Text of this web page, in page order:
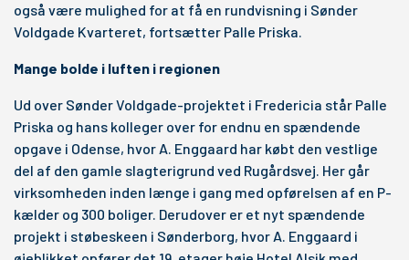
også være mulighed for at få en rundvisning i Sønder
Voldgade Kvarteret, fortsætter Palle Priska.
Mange bolde i luften i regionen
Ud over Sønder Voldgade-projektet i Fredericia står Palle
Priska og hans kolleger over for endnu en spændende
opgave i Odense, hvor A. Enggaard har købt den vestlige
del af den gamle slagterigrund ved Rugårdsvej. Her går
virksomheden inden længe i gang med opførelsen af en P-
kælder og 300 boliger. Derudover er et nyt spændende
projekt i støbeskeen i Sønderborg, hvor A. Enggaard i